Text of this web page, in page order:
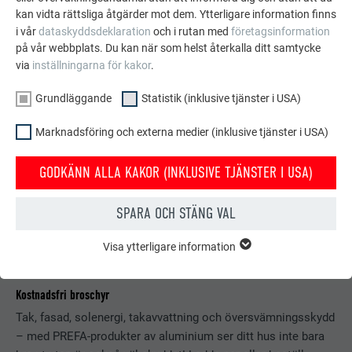
Kostnadsfri broschyr
Tak, fasad, solenergi, takavvattning och översvämningsskydd
– med PREFA-produkter av aluminium ser ditt hus inte bara
kan vidta rättsliga åtgärder mot dem. Ytterligare information finns
i vårdataskyddsdeklaration och i rutan med företagsinformation
på vår webbplats. Du kan när som helst återkalla ditt samtycke
via inställningarna för kakor.
Grundläggande Statistik (inklusive tjänster i USA)
Marknadsföring och externa medier (inklusive tjänster i USA)
GODKÄNN ALLA KAKOR (INKLUSIVE TJÄNSTER I USA)
SPARA OCH STÄNG VAL
GRUNDLÄGGANDE
fungerar korrekt.
EFTERNAMN PHPSESSID
Visa information om kakor
Visa ytterligare information